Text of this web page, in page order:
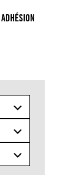
ADHÉSION